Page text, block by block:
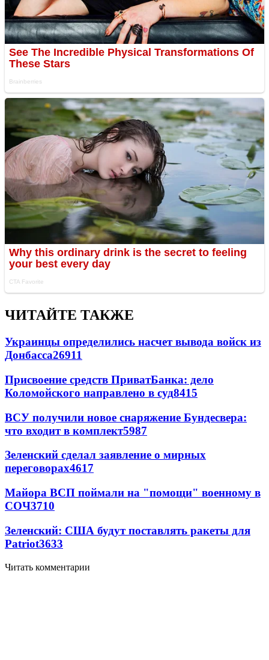
ЧИТАЙТЕ ТАКЖЕ
Украинцы определились насчет вывода войск из
Донбасса26911
Присвоение средств ПриватБанка: дело
Коломойского направлено в суд8415
ВСУ получили новое снаряжение Бундесвера:
что входит в комплект5987
Зеленский сделал заявление о мирных
переговорах4617
Майора ВСП поймали на "помощи" военному в
СОЧ3710
Зеленский: США будут поставлять ракеты для
Patriot3633
Читать комментарии